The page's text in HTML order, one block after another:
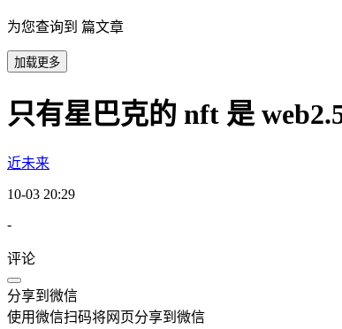
为您查询到 篇文章
加载更多
只有星巴克的 nft 是
近未来
10-03 20:29
-
评论
分享到微信
使用微信扫码将网页分享到微信